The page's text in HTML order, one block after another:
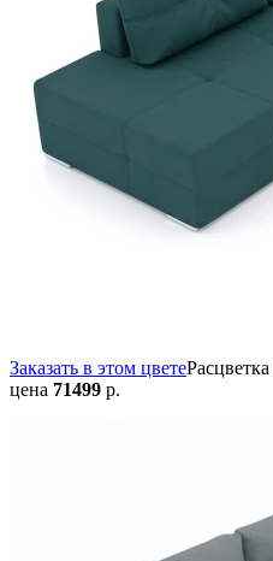
Заказать в этом цветеРасцветка
цена 71499 р.